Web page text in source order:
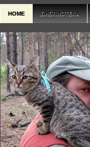
HOME БИБЛИОТЕКА